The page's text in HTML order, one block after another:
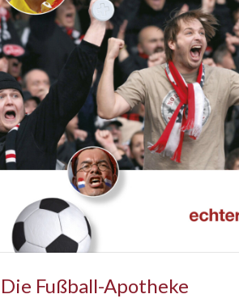
Die Fußball-Apotheke